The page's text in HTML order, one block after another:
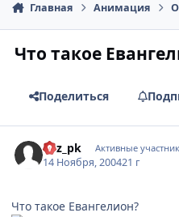
Главная Анимация
Что такое
Поделиться
Rez_pk Активные
14 Ноября, 200421 г
Что такое Евангелион?